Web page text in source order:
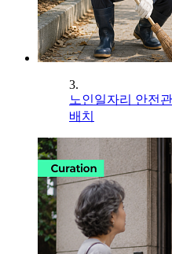
3.
노인일자리 안전
배치